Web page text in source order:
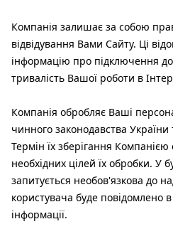
Компанія залишає за собою
відвідування Вами Сайту. Ці
інформацію про підключення до
тривалість Вашої роботи в
Компанія обробляє Ваші
чинного законодавства
Термін їх зберігання
необхідних цілей їх обробки. У
запитується необов'язкова до
користувача буде повідомлено
інформації.